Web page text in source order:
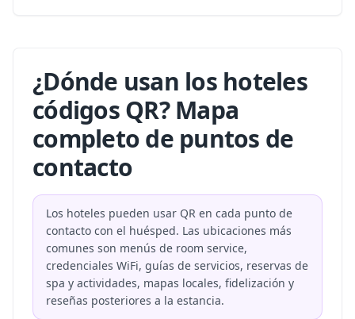
¿Dónde usan los hoteles
códigos QR? Mapa
completo de puntos de
contacto
Los hoteles pueden usar QR en cada punto de
contacto con el huésped. Las ubicaciones más
comunes son menús de room service,
credenciales WiFi, guías de servicios, reservas de
spa y actividades, mapas locales, fidelización y
reseñas posteriores a la estancia.